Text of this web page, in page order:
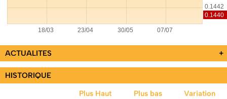
ACTUALITES +
HISTORIQUE
Plus Haut
Plus bas
Variation